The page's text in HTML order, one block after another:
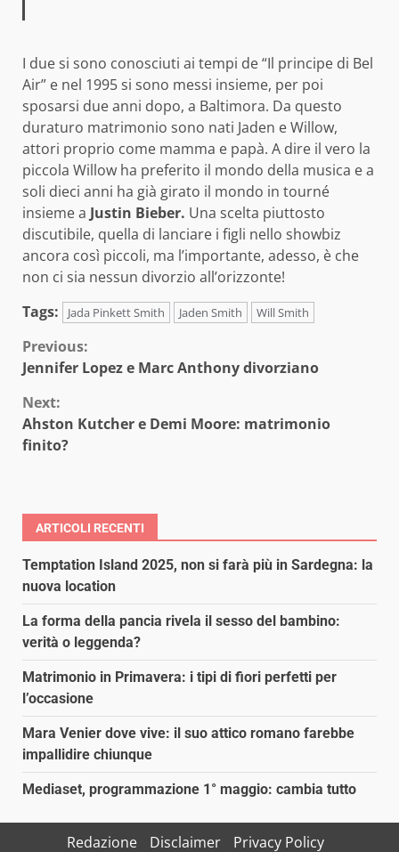
I due si sono conosciuti ai tempi de “Il principe di Bel
Air” e nel 1995 si sono messi insieme, per poi
sposarsi due anni dopo, a Baltimora. Da questo
duraturo matrimonio sono nati Jaden e Willow,
attori proprio come mamma e papà. A dire il vero la
piccola Willow ha preferito il mondo della musica e a
soli dieci anni ha già girato il mondo in tourné
insieme a Justin Bieber. Una scelta piuttosto
discutibile, quella di lanciare i figli nello showbiz
ancora così piccoli, ma l’importante, adesso, è che
non ci sia nessun divorzio all’orizzonte!
Tags:
Jada Pinkett Smith Jaden Smith Will Smith
Continue
Reading
Previous:
Jennifer Lopez e Marc Anthony divorziano
Next:
Ahston Kutcher e Demi Moore: matrimonio
finito?
ARTICOLI RECENTI
Temptation Island 2025, non si farà più in Sardegna: la
nuova location
La forma della pancia rivela il sesso del bambino:
verità o leggenda?
Matrimonio in Primavera: i tipi di fiori perfetti per
l’occasione
Mara Venier dove vive: il suo attico romano farebbe
impallidire chiunque
Mediaset, programmazione 1° maggio: cambia tutto
Redazione Disclaimer Privacy Policy